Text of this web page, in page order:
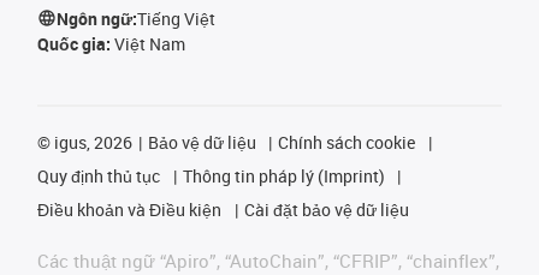
Ngôn ngữ:Tiếng Việt
Quốc gia: Việt Nam
© igus, 2026 Bảo vệ dữ liệu
Chính sách cookie
Quy định thủ tục
Thông tin pháp lý (Imprint)
Điều khoản và Điều kiện
Cài đặt bảo vệ dữ liệu
Các thuật ngữ “Apiro”, “AutoChain”, “CFRIP”, “chainflex”,